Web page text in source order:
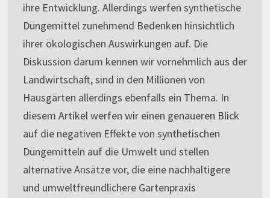
ihre Entwicklung. Allerdings werfen synthetische
Düngemittel zunehmend Bedenken hinsichtlich
ihrer ökologischen Auswirkungen auf. Die
Diskussion darum kennen wir vornehmlich aus der
Landwirtschaft, sind in den Millionen von
Hausgärten allerdings ebenfalls ein Thema. In
diesem Artikel werfen wir einen genaueren Blick
auf die negativen Effekte von synthetischen
Düngemitteln auf die Umwelt und stellen
alternative Ansätze vor, die eine nachhaltigere
und umweltfreundlichere Gartenpraxis